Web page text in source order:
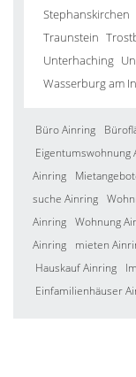
Stephanskirchen
Traunstein
Unterhaching
Wasserburg am
Büro Ainring
Eigentumswohnung
Ainring
suche Ainring
Ainring Wohnung
Ainring
mieten
Hauskauf Ainring
Einfamilienhäuser